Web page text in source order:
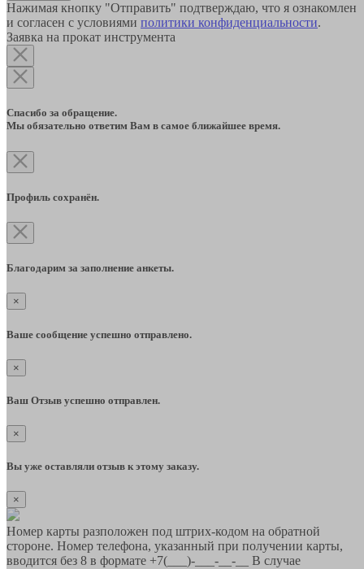
Нажимая кнопку "Отправить" подтверждаю, что я ознакомлен
и согласен с условиями политики конфиденциальности.
Заявка на прокат инструмента
Спасибо за обращение.
Мы обязательно ответим Вам в самое ближайшее время.
Профиль сохранён.
Благодарим за заполнение анкеты.
×
Ваше сообщение успешно отправлено.
×
Ваш Отзыв успешно отправлен.
×
Вы уже оставляли отзыв к этому заказу.
×
Номер карты разположен под штрих-кодом на обратной
стороне. Номер телефона, указанный при получении карты,
вводится без 8 в формате +7(___)-___-__-__ В случае